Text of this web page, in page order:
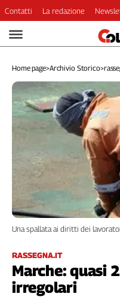
Video
Dirette
Longform
Copertine
Economia
Diritti
Welfare
Italia
Internazionale
Culture
Categorie
Filcams
Filctem
Contatti La redazione
Home page>Archivio Storico>
RASSEGNA.IT
Marche: quasi
irregolari
Una spallata ai diritti dei